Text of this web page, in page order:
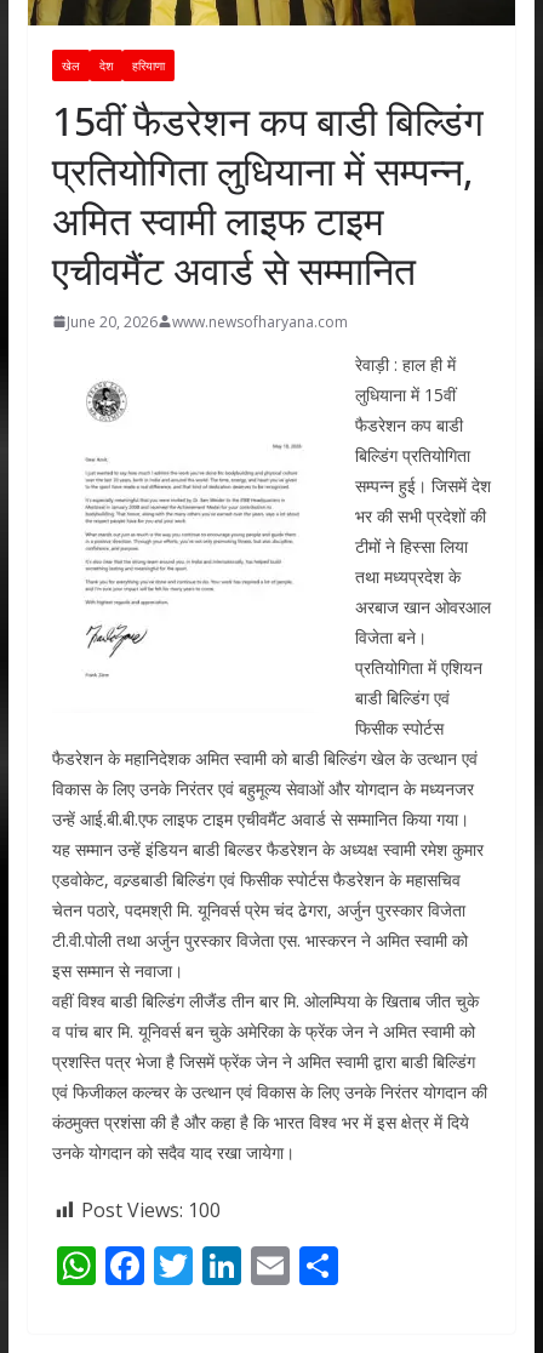
खेल देश हरियाणा
15वीं फैडरेशन कप बाडी बिल्डिंग
प्रतियोगिता लुधियाना में सम्पन्न,
अमित स्वामी लाइफ टाइम
एचीवमैंट अवार्ड से सम्मानित
June 20, 2026 www.newsofharyana.com
रेवाड़ी : हाल ही में
लुधियाना में 15वीं
फैडरेशन कप बाडी
बिल्डिंग प्रतियोगिता
सम्पन्न हुई। जिसमें देश
भर की सभी प्रदेशों की
टीमों ने हिस्सा लिया
तथा मध्यप्रदेश के
अरबाज खान ओवरआल
विजेता बने।
प्रतियोगिता में एशियन
बाडी बिल्डिंग एवं
फिसीक स्पोर्टस
फैडरेशन के महानिदेशक अमित स्वामी को बाडी बिल्डिंग खेल के उत्थान एवं
विकास के लिए उनके निरंतर एवं बहुमूल्य सेवाओं और योगदान के मध्यनजर
उन्हें आई.बी.बी.एफ लाइफ टाइम एचीवमैंट अवार्ड से सम्मानित किया गया।
यह सम्मान उन्हें इंडियन बाडी बिल्डर फैडरेशन के अध्यक्ष स्वामी रमेश कुमार
एडवोकेट, वल्र्डबाडी बिल्डिंग एवं फिसीक स्पोर्टस फैडरेशन के महासचिव
चेतन पठारे, पदमश्री मि. यूनिवर्स प्रेम चंद ढेगरा, अर्जुन पुरस्कार विजेता
टी.वी.पोली तथा अर्जुन पुरस्कार विजेता एस. भास्करन ने अमित स्वामी को
इस सम्मान से नवाजा।
वहीं विश्व बाडी बिल्डिंग लीजैंड तीन बार मि. ओलम्पिया के खिताब जीत चुके
व पांच बार मि. यूनिवर्स बन चुके अमेरिका के फ्रेंक जेन ने अमित स्वामी को
प्रशस्ति पत्र भेजा है जिसमें फ्रेंक जेन ने अमित स्वामी द्वारा बाडी बिल्डिंग
एवं फिजीकल कल्चर के उत्थान एवं विकास के लिए उनके निरंतर योगदान की
कंठमुक्त प्रशंसा की है और कहा है कि भारत विश्व भर में इस क्षेत्र में दिये
उनके योगदान को सदैव याद रखा जायेगा।
Post Views: 100
W F T Li E S